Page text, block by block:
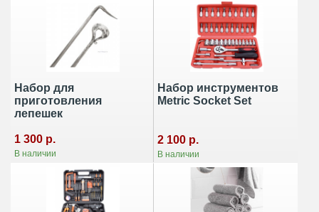
Набор для
приготовления
лепешек
1 300 р.
В наличии
Набор инструментов
Metric Socket Set
2 100 р.
В наличии